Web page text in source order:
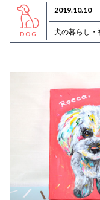
DOG
2019.10.10
犬の暮らし・